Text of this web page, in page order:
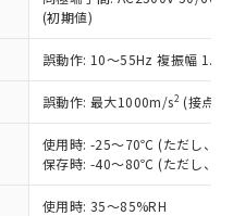
(初期値)
誤動作: 10～55Hz 複振幅
誤動作: 最大1000m/s2 (接点
使用時: -25～70℃ (ただし、氷
保存時: -40～80℃ (ただし、氷
使用時: 35～85%RH
い。
価格照会結果は、
時点での社内デー
るものであり、閲
際の在庫および標
合があることをご
び標準価格はお客
はお客様担当のオ
あります。
1000ppm以下、 カド
ビス(2-エチルヘキシ
以下、フタル酸ブチ
下、フタル酸ジブチル
酸ジイソブチル
販売部門へお問
T26572)：
1000ppm、 Cd(カドミウ
PBBs(ポリ臭化ビフェ
臭化ジフェニルエーテ
、 DIBP(フタル酸ジ
タル酸ブチルベンジ
法に定める商品
」という）を輸出
する場合は、日本
または役務取引許
棄する場合は、完
違法に輸出されな
講じます。
庫あり
ないが在庫あり